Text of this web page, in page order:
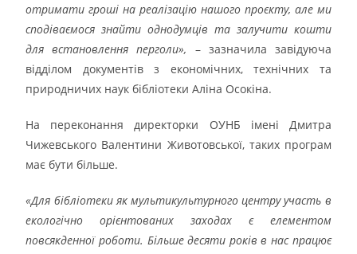
отримати гроші на реалізацію нашого проєкту, але ми
сподіваємося знайти однодумців та залучити кошти
для встановлення перголи», – зазначила завідуюча
відділом документів з економічних, технічних та
природничих наук бібліотеки Аліна Осокіна.
На переконання директорки ОУНБ імені Дмитра
Чижевського Валентини Животовської, таких програм
має бути більше.
«Для бібліотеки як мультикультурного центру участь в
екологічно орієнтованих заходах є елементом
повсякденної роботи. Більше десяти років в нас працює